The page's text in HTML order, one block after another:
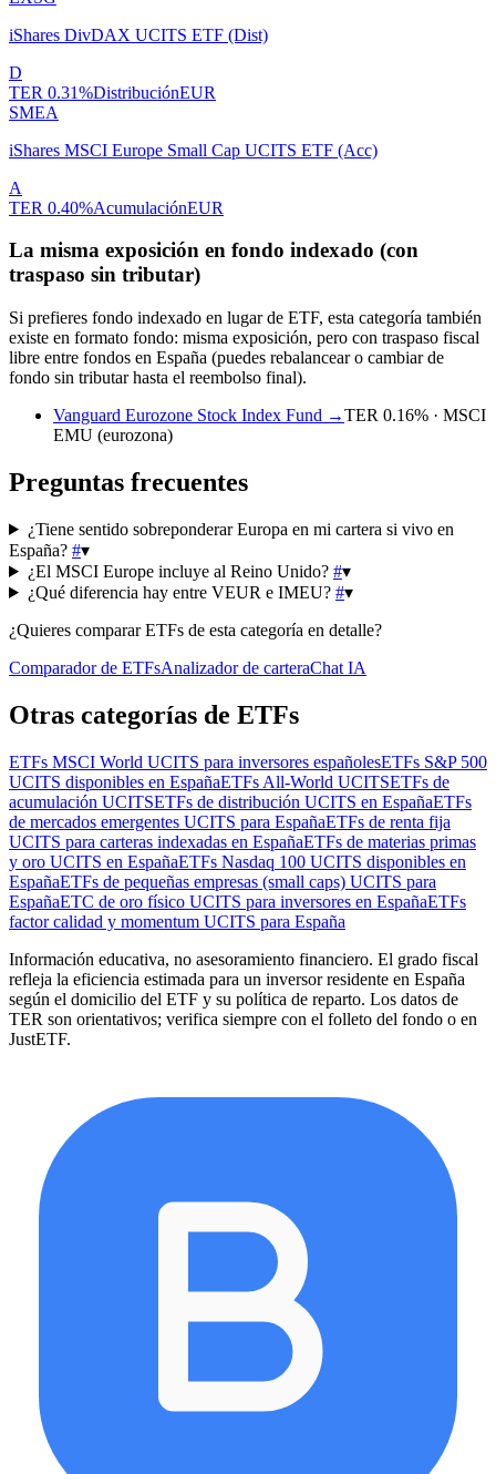
iShares DivDAX UCITS ETF (Dist)
D
TER 0.31%DistribuciónEUR
SMEA
iShares MSCI Europe Small Cap UCITS ETF (Acc)
A
TER 0.40%AcumulaciónEUR
La misma exposición en fondo indexado (con
traspaso sin tributar)
Si prefieres fondo indexado en lugar de ETF, esta categoría también
existe en formato fondo: misma exposición, pero con traspaso fiscal
libre entre fondos en España (puedes rebalancear o cambiar de
fondo sin tributar hasta el reembolso final).
Vanguard Eurozone Stock Index Fund →TER 0.16% · MSCI
EMU (eurozona)
Preguntas frecuentes
¿Tiene sentido sobreponderar Europa en mi cartera si vivo en
España? #▾
¿El MSCI Europe incluye al Reino Unido? #▾
¿Qué diferencia hay entre VEUR e IMEU? #▾
¿Quieres comparar ETFs de esta categoría en detalle?
Comparador de ETFsAnalizador de carteraChat IA
Otras categorías de ETFs
ETFs MSCI World UCITS para inversores españolesETFs S&P 500
UCITS disponibles en EspañaETFs All-World UCITSETFs de
acumulación UCITSETFs de distribución UCITS en EspañaETFs
de mercados emergentes UCITS para EspañaETFs de renta fija
UCITS para carteras indexadas en EspañaETFs de materias primas
y oro UCITS en EspañaETFs Nasdaq 100 UCITS disponibles en
EspañaETFs de pequeñas empresas (small caps) UCITS para
EspañaETC de oro físico UCITS para inversores en EspañaETFs
factor calidad y momentum UCITS para España
Información educativa, no asesoramiento financiero. El grado fiscal
refleja la eficiencia estimada para un inversor residente en España
según el domicilio del ETF y su política de reparto. Los datos de
TER son orientativos; verifica siempre con el folleto del fondo o en
JustETF.